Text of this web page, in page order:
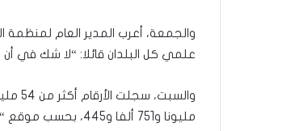
والجمعة، أعرب المدير العام
علمي كل البلدان قائلا: “لا شك في أن
مليونا و751 ألفا و445، بحسب موقع “ورلد ميتر” المتخصص بإحصاء أعداد ضحايا الوباء.